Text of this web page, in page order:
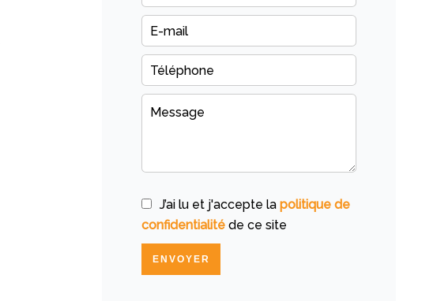
J’ai lu et j'accepte la politique de
confidentialité de ce site
ENVOYER